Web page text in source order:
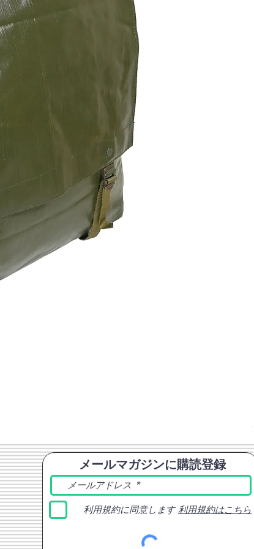
メールマガジンに購読登録
利用規約に同意します 利用規約はこちら